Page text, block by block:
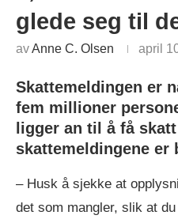
glede seg til
avAnne C. Olsen april
Skattemeldingen er
fem millioner
ligger an til å få
skattemeldingene er
– Husk å sjekke at
det som mangler, slik at